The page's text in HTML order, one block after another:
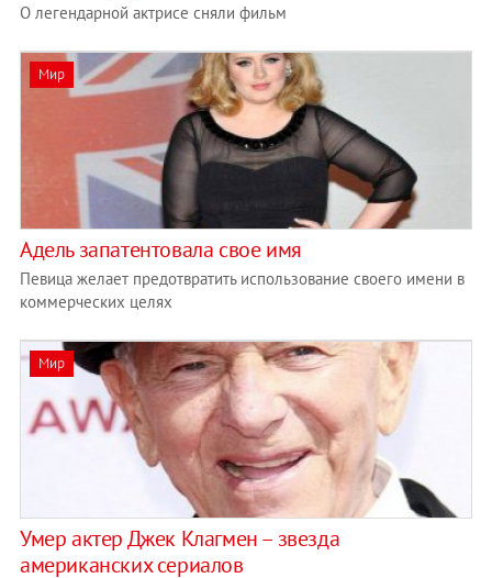
О легендарной актрисе сняли фильм
Мир
Адель запатентовала свое имя
Певица желает предотвратить использование своего имени в
коммерческих целях
Мир
Умер актер Джек Клагмен – звезда
американских сериалов